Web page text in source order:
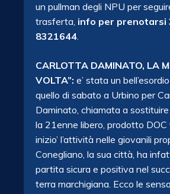
un pullman degli NPU per
trasferta, info per prenotarsi
8321644.
CARLOTTA DAMINATO, LA
VOLTA”: e’ stata un
quello di sabato a Urbino per
Daminato, chiamata a
la 21enne libero, prodotto DOC
inizio’ l’attività nelle giovanili
Conegliano, la sua città, ha
partita sicura e positiva nel
terra marchigiana. Ecco le